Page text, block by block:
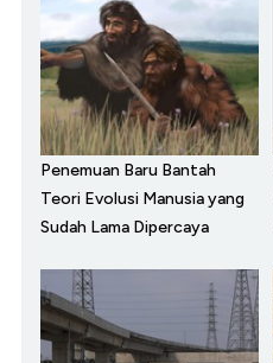
Penemuan Baru Bantah
Teori Evolusi Manusia yang
Sudah Lama Dipercaya